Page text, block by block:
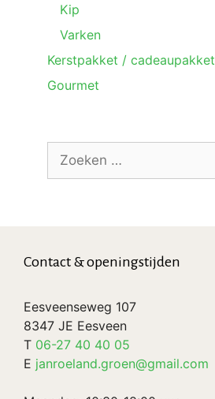
Kip
Varken
Kerstpakket / cadeaupakket
Gourmet
naar:
Contact & openingstijden
Eesveenseweg 107
8347 JE Eesveen
T 06-27 40 40 05
E janroeland.groen@gmail.com